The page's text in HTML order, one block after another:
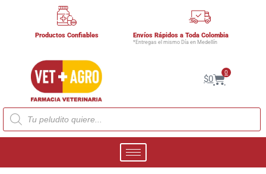
Productos Confiables Envíos Rápidos a Toda Colombia
*Entregas el mismo Día en Medellín
$0
0